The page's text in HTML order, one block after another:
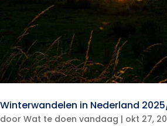
Winterwandelen in Nederland
door Wat te doen vandaag | okt 27,